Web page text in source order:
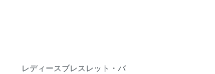
レディースブレスレット・バ